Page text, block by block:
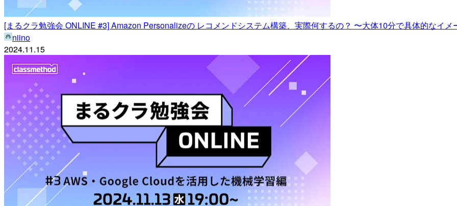
[まるクラ勉強会 ONLINE #3] Amazon Personalizeの レコメンドシステム構築、実際何するの？ 〜大体10分で具体的なイ
niino
2024.11.15